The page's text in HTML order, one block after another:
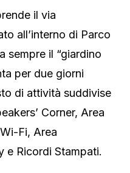
il via
all’interno di Parco
sempre il “giardino
per due giorni
di attività suddivise
Corner, Area
Fi, Area
e Ricordi Stampati.